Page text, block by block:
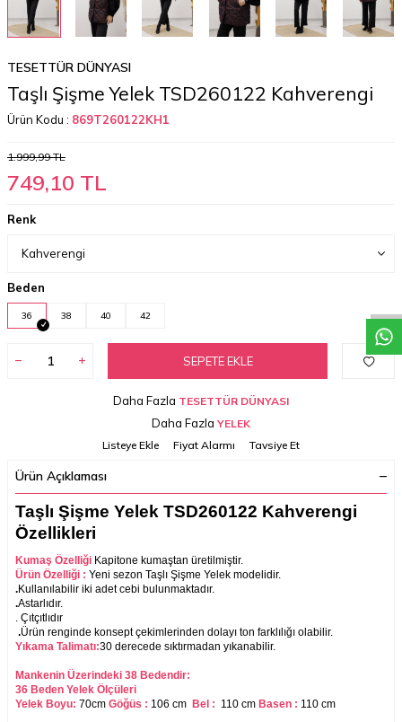
W
h
a
t
a
p
p
D
e
s
t
e
H
a
t
t
TESETTÜR DÜNYASI
Taşlı Şişme Yelek TSD260122 Kahverengi
Ürün Kodu : 869T260122KH1
1.999,99TL
749,10 TL
Renk
Beden
36 38 40 42
SEPETE EKLE
Daha Fazla TESETTÜR DÜNYASI
Daha Fazla YELEK
Listeye Ekle
Fiyat Alarmı Tavsiye Et
Ürün Açıklaması
Taşlı Şişme Yelek TSD260122 Kahverengi
Özellikleri
Kumaş Özelliği Kapitone kumaştan üretilmiştir.
Ürün Özelliği : Yeni sezon Taşlı Şişme Yelek modelidir.
.Kullanılabilir iki adet cebi bulunmaktadır.
.Astarlıdır.
. Çıtçıtlıdır
.Ürün renginde konsept çekimlerinden dolayı ton farklılığı olabilir.
Yıkama Talimatı:30 derecede sıktırmadan yıkanabilir.
Mankenin Üzerindeki 38 Bedendir:
36 Beden Yelek Ölçüleri
Yelek Boyu: 70cm Göğüs : 106 cm Bel : 110 cm Basen : 110 cm